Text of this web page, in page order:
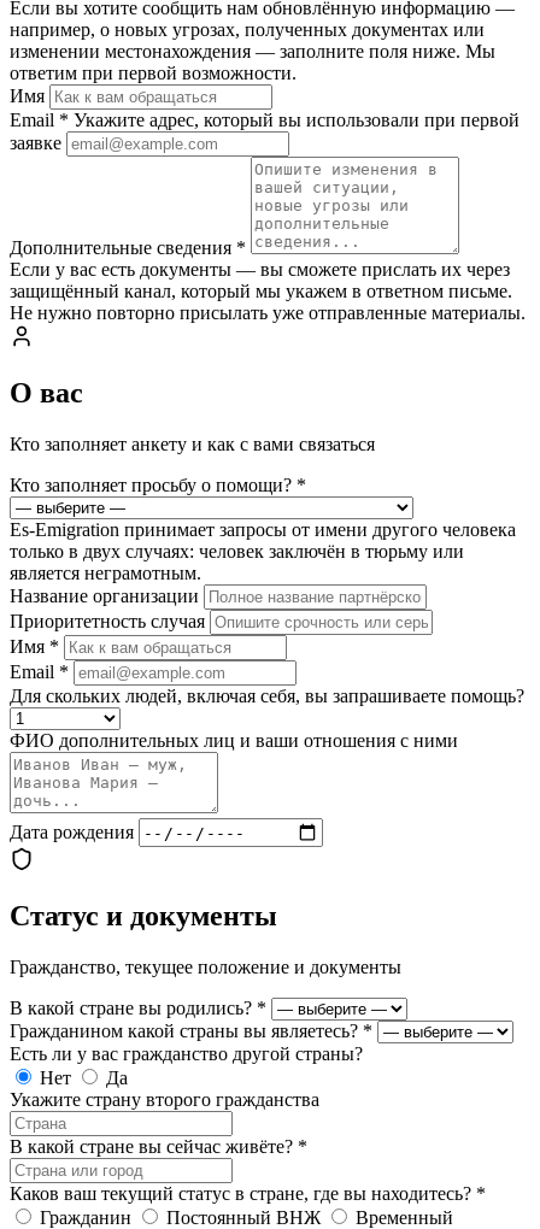
Если вы хотите сообщить нам обновлённую информацию —
например, о новых угрозах, полученных документах или
изменении местонахождения — заполните поля ниже. Мы
ответим при первой возможности.
Имя
Email * Укажите адрес, который вы использовали при первой
заявке
Дополнительные сведения *
Если у вас есть документы — вы сможете прислать их через
защищённый канал, который мы укажем в ответном письме.
Не нужно повторно присылать уже отправленные материалы.
О вас
Кто заполняет анкету и как с вами связаться
Кто заполняет просьбу о помощи? *
Es-Emigration принимает запросы от имени другого человека
только в двух случаях: человек заключён в тюрьму или
является неграмотным.
Название организации
Приоритетность случая
Имя *
Email *
Для скольких людей, включая себя, вы запрашиваете помощь?
ФИО дополнительных лиц и ваши отношения с ними
Дата рождения
Статус и документы
Гражданство, текущее положение и документы
В какой стране вы родились? *
Гражданином какой страны вы являетесь? *
Есть ли у вас гражданство другой страны?
Нет
Да
Укажите страну второго гражданства
В какой стране вы сейчас живёте? *
Каков ваш текущий статус в стране, где вы находитесь? *
Гражданин
Постоянный ВНЖ
Временный